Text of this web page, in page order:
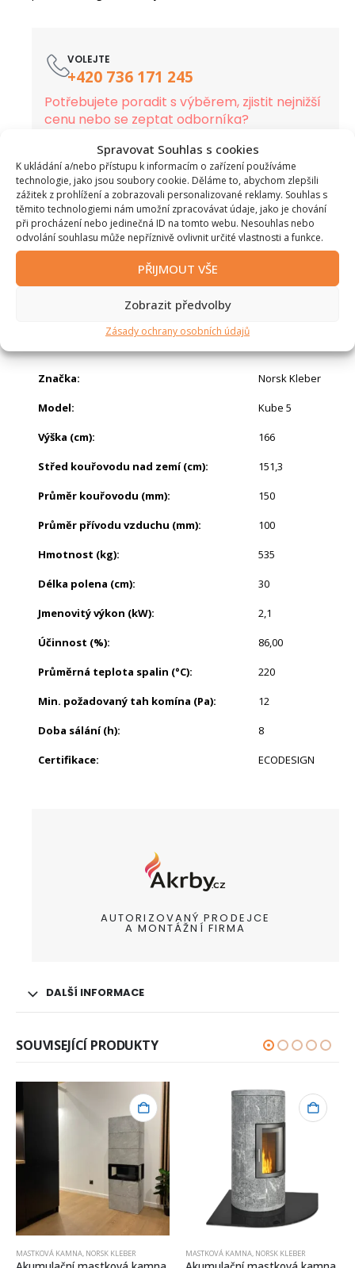
Spravovat Souhlas s cookies
K ukládání a/nebo přístupu k informacím o zařízení používáme
technologie, jako jsou soubory cookie. Děláme to, abychom zlepšili
zážitek z prohlížení a zobrazovali personalizované reklamy. Souhlas s
těmito technologiemi nám umožní zpracovávat údaje, jako je chování
při procházení nebo jedinečná ID na tomto webu. Nesouhlas nebo
odvolání souhlasu může nepříznivě ovlivnit určité vlastnosti a funkce.
PŘIJMOUT VŠE
Zobrazit předvolby
Zásady ochrany osobních údajů
VOLEJTE
+420 736 171 245
Potřebujete poradit s výběrem, zjistit nejnižší
cenu nebo se zeptat odborníka?
KLÍČOVÉ VLASTNOSTI
Nejvyšší model řady Kube s maximální akumulací
Hmotnost 535 kg pro dlouhou tepelnou setrvačnost
Doba sálání tepla až 8 hodin
Možnost bočního prosklení (dvojité sklo)
Zdravé sálavé teplo bez víření prachu
Splňuje normu ECODESIGN
Doplňkové parametry
Značka: Norsk Kleber
Model: Kube 5
Výška (cm): 166
Střed kouřovodu nad zemí (cm): 151,3
Průměr kouřovodu (mm): 150
Průměr přívodu vzduchu (mm): 100
Hmotnost (kg): 535
Délka polena (cm): 30
Jmenovitý výkon (kW): 2,1
Účinnost (%): 86,00
Průměrná teplota spalin (°C): 220
Min. požadovaný tah komína (Pa): 12
Doba sálání (h): 8
Certifikace: ECODESIGN
AUTORIZOVANÝ PRODEJCE
A MONTÁŽNÍ FIRMA
DALŠÍ INFORMACE
SOUVISEJÍCÍ PRODUKTY
MASTKOVÁ KAMNA NORSK KLEBER MASTKOVÁ KAMNA NORSK KLEBER